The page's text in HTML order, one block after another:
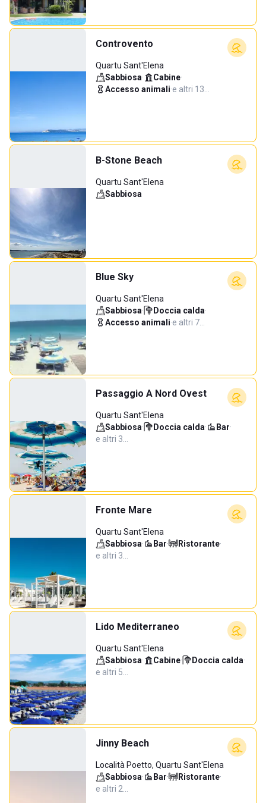
Controvento
Quartu Sant'Elena
Sabbiosa· Cabine·
Accesso animali·e altri 13…
B-Stone Beach
Quartu Sant'Elena
Sabbiosa
Blue Sky
Quartu Sant'Elena
Sabbiosa· Doccia calda·
Accesso animali·e altri 7…
Passaggio A Nord Ovest
Quartu Sant'Elena
Sabbiosa· Doccia calda· Bar·
e altri 3…
Fronte Mare
Quartu Sant'Elena
Sabbiosa· Bar· Ristorante·
e altri 3…
Lido Mediterraneo
Quartu Sant'Elena
Sabbiosa· Cabine· Doccia calda·
e altri 5…
Jinny Beach
Località Poetto, Quartu Sant'Elena
Sabbiosa· Bar· Ristorante·
e altri 2…